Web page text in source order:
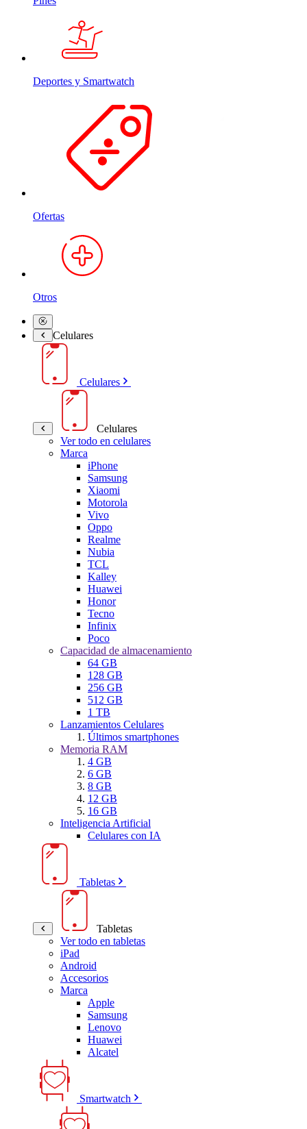
Deportes y Smartwatch
Ofertas
Otros
Celulares
Celulares
Celulares
Ver todo en celulares
Marca
iPhone
Samsung
Xiaomi
Motorola
Vivo
Oppo
Realme
Nubia
TCL
Kalley
Huawei
Honor
Tecno
Infinix
Poco
Capacidad de almacenamiento
64 GB
128 GB
256 GB
512 GB
1 TB
Lanzamientos Celulares
Últimos smartphones
Memoria RAM
4 GB
6 GB
8 GB
12 GB
16 GB
Inteligencia Artificial
Celulares con IA
Tabletas
Tabletas
Ver todo en tabletas
iPad
Android
Accesorios
Marca
Apple
Samsung
Lenovo
Huawei
Alcatel
Smartwatch